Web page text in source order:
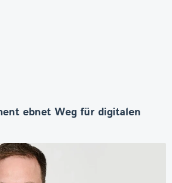
ebnet Weg für digitalen